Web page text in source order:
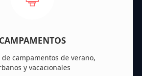
CAMPAMENTOS
de campamentos de verano,
y vacacionales